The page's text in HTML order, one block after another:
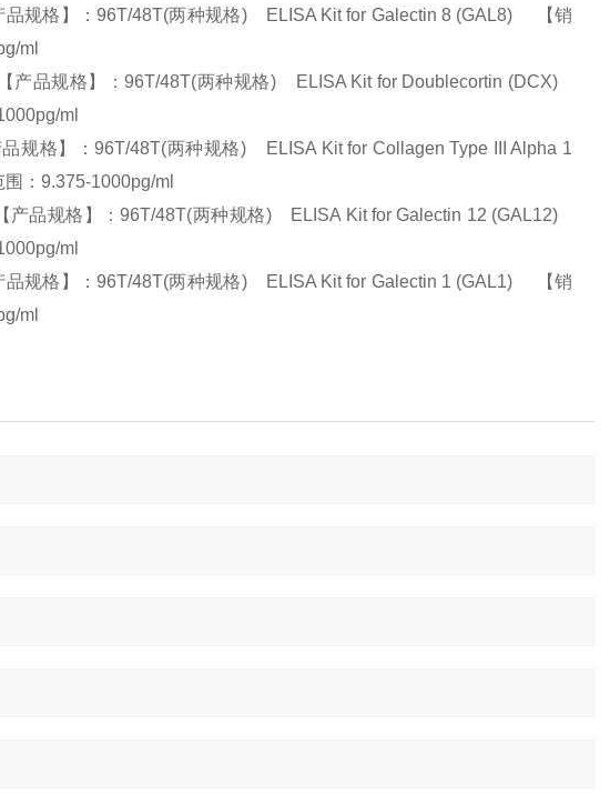
规格】：96T/48T(两种规格) ELISA Kit for Galectin 8 (GAL8) 【销
ml
品规格】：96T/48T(两种规格) ELISA Kit for Doublecortin (DCX)
ml
格】：96T/48T(两种规格) ELISA Kit for Collagen Type III Alpha 1
：9.375-1000pg/ml
品规格】：96T/48T(两种规格) ELISA Kit for Galectin 12 (GAL12)
ml
规格】：96T/48T(两种规格) ELISA Kit for Galectin 1 (GAL1) 【销
ml